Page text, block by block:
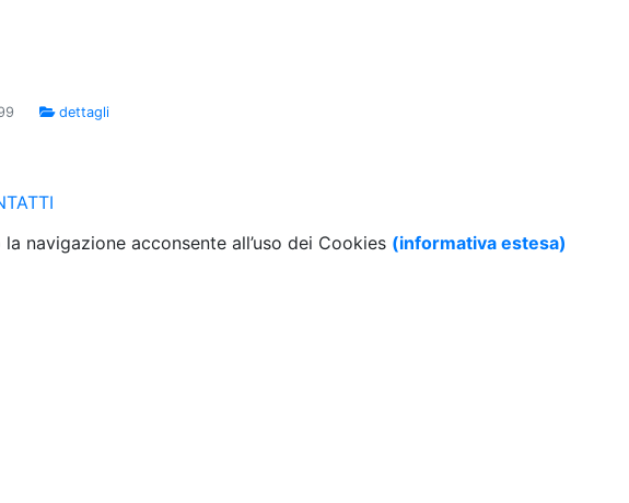
dettagli
navigazione acconsente all’uso dei Cookies (informativa estesa)